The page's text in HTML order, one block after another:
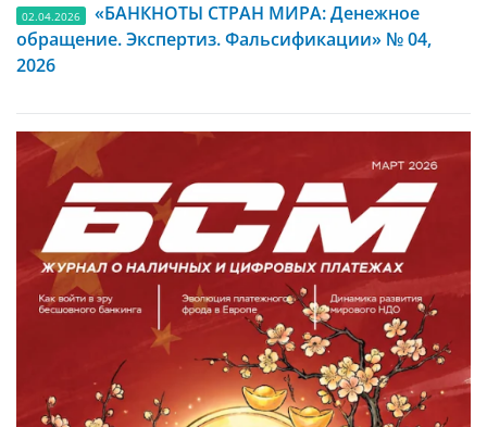
02.04.2026
«БАНКНОТЫ СТРАН МИРА: Денежное
обращение. Экспертиз. Фальсификации» № 04,
2026